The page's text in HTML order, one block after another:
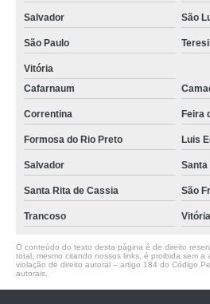
Salvador São
São Paulo
Vitória
Cafarnaum
Correntina Feira
Formosa do Rio Preto Luis
Salvador Santa
Santa Rita de Cassia São
Trancoso
O conteúdo do texto desta página é de direito
total, mesmo citando nossos links, é proibida sem a
violação de direito autoral – artigo 184 do Código
autorais